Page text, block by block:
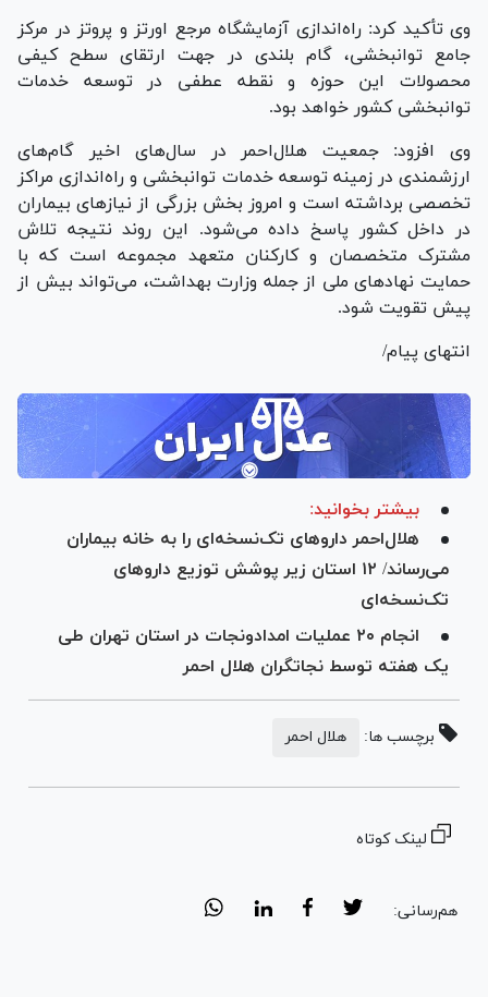
وی تأکید کرد: راه‌اندازی آزمایشگاه مرجع اورتز و پروتز در مرکز
جامع توانبخشی، گام بلندی در جهت ارتقای سطح کیفی
محصولات این حوزه و نقطه عطفی در توسعه خدمات
توانبخشی کشور خواهد بود.
وی افزود: جمعیت هلال‌احمر در سال‌های اخیر گام‌های
ارزشمندی در زمینه توسعه خدمات توانبخشی و راه‌اندازی مراکز
تخصصی برداشته است و امروز بخش بزرگی از نیاز‌های بیماران
در داخل کشور پاسخ داده می‌شود. این روند نتیجه تلاش
مشترک متخصصان و کارکنان متعهد مجموعه است که با
حمایت نهاد‌های ملی از جمله وزارت بهداشت، می‌تواند بیش از
پیش تقویت شود.
انتهای پیام/
بیشتر بخوانید:
هلال‌احمر دارو‌های تک‌نسخه‌اى را به خانه بیماران
می‌رساند/ ١٢ استان زیر پوشش توزیع دارو‌های
تک‌نسخه‌اى
انجام ۲۰ عملیات امدادونجات در استان تهران طی
یک هفته توسط نجاتگران هلال احمر
برچسب ها: هلال احمر
لینک کوتاه
هم‌رسانی: